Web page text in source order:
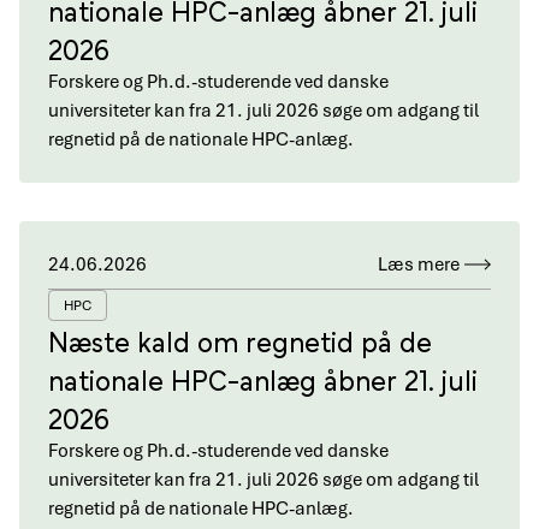
nationale HPC-anlæg åbner 21. juli
2026
Forskere og Ph.d.-studerende ved danske
universiteter kan fra 21. juli 2026 søge om adgang til
regnetid på de nationale HPC-anlæg.
24.06.2026 Læs mere
HPC
Næste kald om regnetid på de
nationale HPC-anlæg åbner 21. juli
2026
Forskere og Ph.d.-studerende ved danske
universiteter kan fra 21. juli 2026 søge om adgang til
regnetid på de nationale HPC-anlæg.